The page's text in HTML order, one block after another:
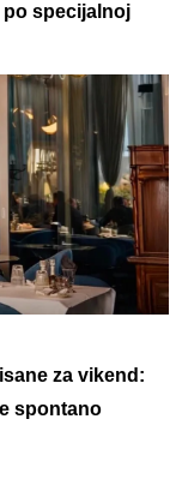
po specijalnoj
za vikend:
spontano